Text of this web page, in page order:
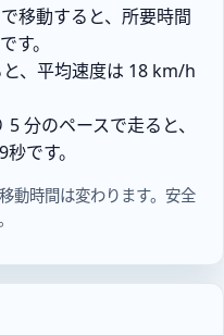
移動すると、所要時間
す。
、平均速度は 18 km/h
分のペースで走ると、
です。
動時間は変わります。安全